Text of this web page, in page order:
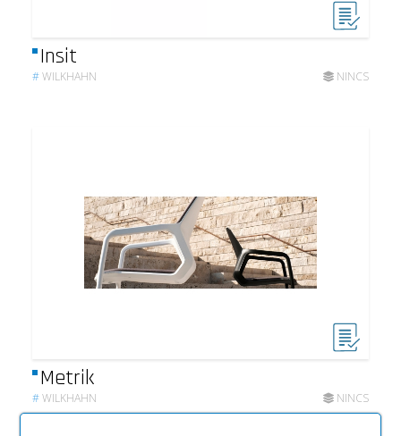
Insit
#WILKHAHN NINCS
Metrik
#WILKHAHN NINCS